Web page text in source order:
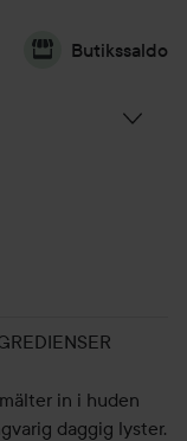
Butikssaldo
in i huden
daggig lyster.